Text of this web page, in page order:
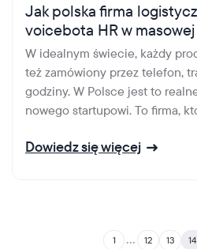
Jak polska firma
voicebota HR w
W idealnym świecie, każdy
też zamówiony przez telefon,
godziny. W Polsce jest to
nowego startupowi. To firma,
Dowiedz się więcej
1 ... 12 13 14